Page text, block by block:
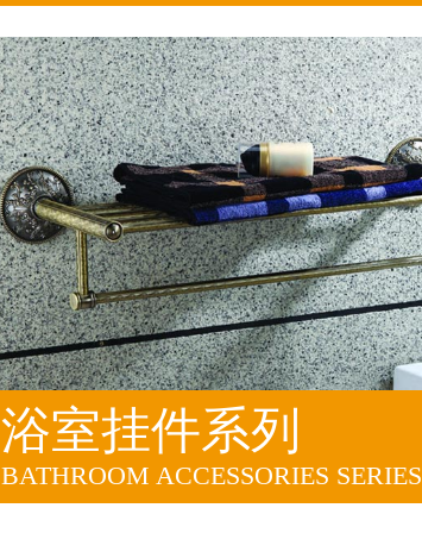
浴室挂件系列
BATHROOM ACCESSORIES SERIES